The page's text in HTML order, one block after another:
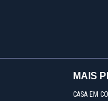
MAIS
CASA EM